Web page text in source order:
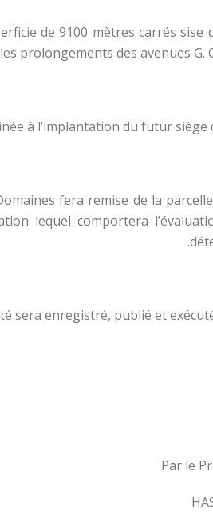
de 9100 mètres carrés sise
prolongements des avenues G.
à l’implantation du futur siège
fera remise de la
lequel comportera
sera enregistré, publié et
Par le